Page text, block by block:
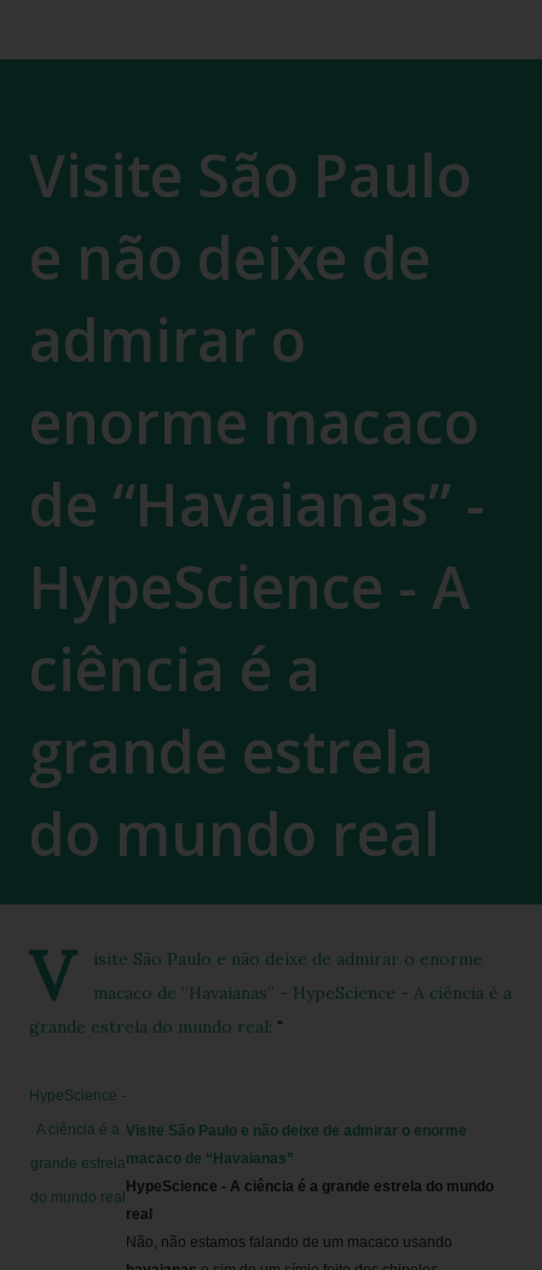
Visite São Paulo
e não deixe de
admirar o
enorme macaco
de “Havaianas” -
HypeScience - A
ciência é a
grande estrela
do mundo real
V
isite São Paulo e não deixe de admirar o enorme
macaco de “Havaianas” - HypeScience - A ciência é a
grande estrela do mundo real: "
HypeScience -
A ciência é a
grande estrela
do mundo real
Visite São Paulo e não deixe de admirar o enorme
macaco de “ Havaianas”
HypeScience - A ciência é a grande estrela do mundo
real
Não, não estamos falando de um macaco usando